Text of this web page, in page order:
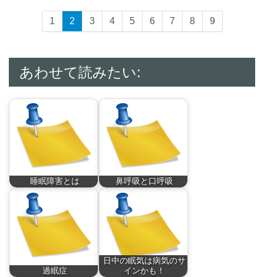
1 2 3 4 5 6 7 8 9
あわせて読みたい:
睡眠障害とは
睡眠障害とは、睡眠
に…
鼻呼吸と口呼吸
皆さんは鼻と口、普
段…
過眠症
日中の眠気は病気のサ
インかも！